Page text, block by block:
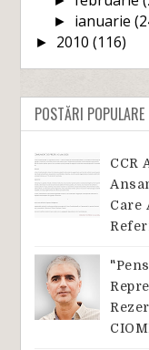
► ianuarie
► 2010(116)
POSTĂRI POPULARE
CCR
Care